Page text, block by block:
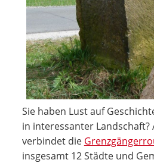
Sie haben Lust auf
in interessanter Landschaft?
verbindet die
insgesamt 12 Städte und